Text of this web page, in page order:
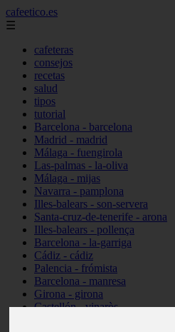
cafeetico.es
☰
cafeteras
consejos
recetas
salud
tipos
tutorial
Barcelona - barcelona
Madrid - madrid
Málaga - fuengirola
Las-palmas - la-oliva
Málaga - mijas
Navarra - pamplona
Illes-balears - son-servera
Santa-cruz-de-tenerife - arona
Illes-balears - pollença
Barcelona - la-garriga
Cádiz - cádiz
Palencia - frómista
Barcelona - manresa
Girona - girona
Castellón - vinaròs